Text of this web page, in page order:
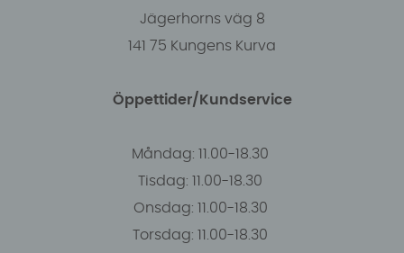
Jägerhorns väg 8
141 75 Kungens Kurva
Öppettider/Kundservice
Måndag: 11.00-18.30
Tisdag: 11.00-18.30
Onsdag: 11.00-18.30
Torsdag: 11.00-18.30